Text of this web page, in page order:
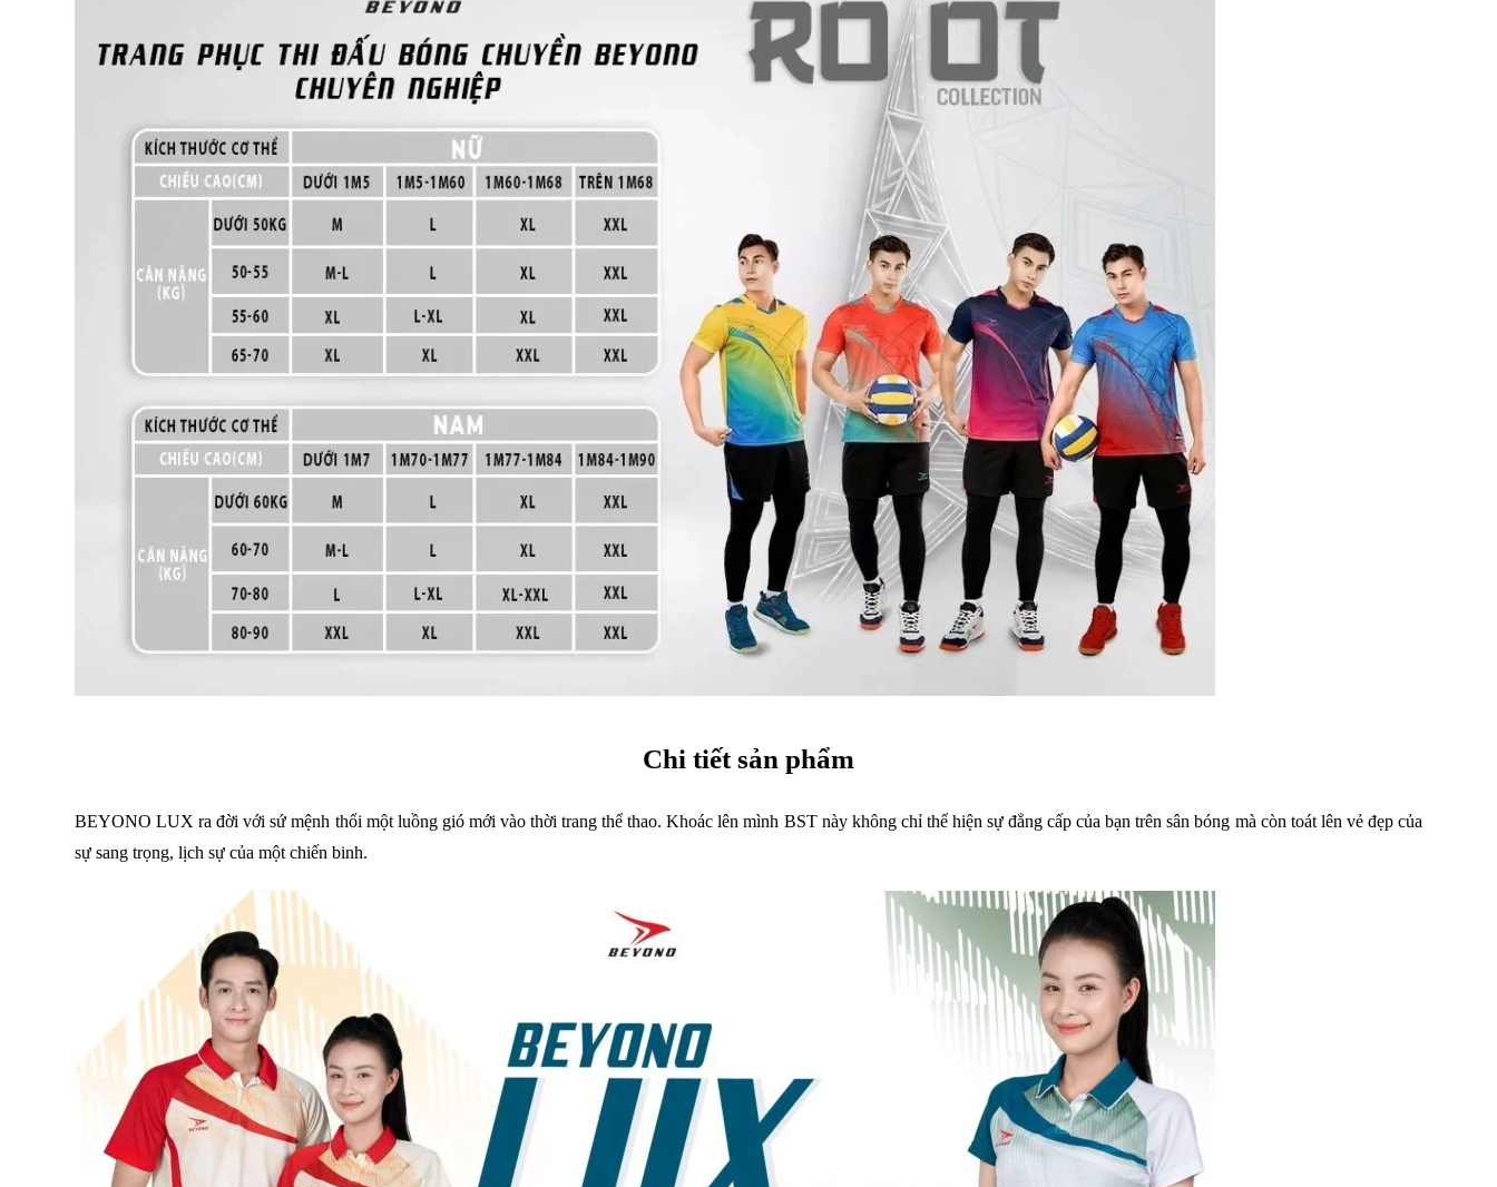
Chi tiết sản phẩm
BEYONO LUX ra đời với sứ mệnh thổi một luồng gió mới vào thời trang thể thao. Khoác lên mình BST này không chỉ thể hiện sự đẳng cấp của bạn trên sân bóng mà còn toát lên vẻ đẹp của
sự sang trọng, lịch sự của một chiến binh.